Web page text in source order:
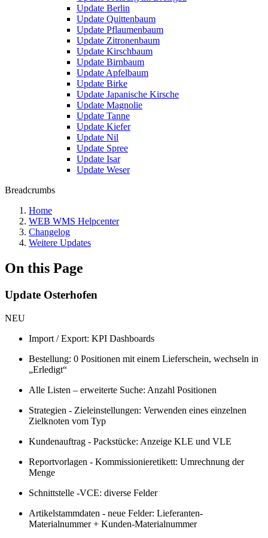
Update Berlin
Update Quittenbaum
Update Pflaumenbaum
Update Zitronenbaum
Update Kirschbaum
Update Birnbaum
Update Apfelbaum
Update Birke
Update Japanische Kirsche
Update Magnolie
Update Tanne
Update Kiefer
Update Nil
Update Spree
Update Isar
Update Weser
Breadcrumbs
Home
WEB WMS Helpcenter
Changelog
Weitere Updates
On this Page
Update Osterhofen
NEU
Import / Export: KPI Dashboards
Bestellung: 0 Positionen mit einem Lieferschein, wechseln in
„Erledigt“
Alle Listen – erweiterte Suche: Anzahl Positionen
Strategien - Zieleinstellungen: Verwenden eines einzelnen
Zielknoten vom Typ
Kundenauftrag - Packstücke: Anzeige KLE und VLE
Reportvorlagen - Kommissionieretikett: Umrechnung der
Menge
Schnittstelle -VCE: diverse Felder
Artikelstammdaten - neue Felder: Lieferanten-
Materialnummer + Kunden-Materialnummer